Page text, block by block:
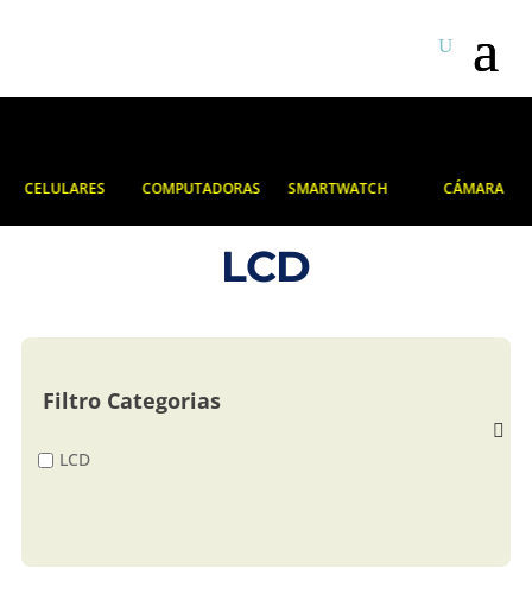
CELULARES COMPUTADORAS SMARTWATCH CÁMARA
LCD
Filtro Categorias
LCD